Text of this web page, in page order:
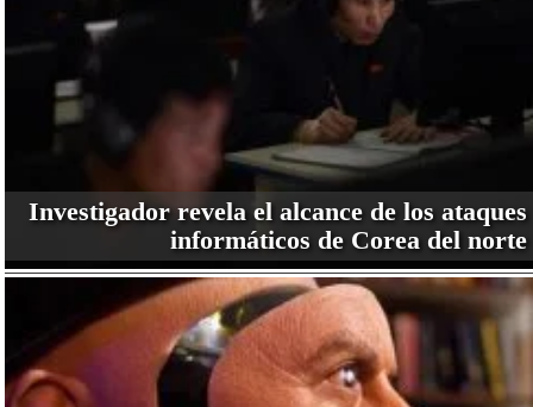
Investigador revela el alcance de los ataques
informáticos de Corea del norte